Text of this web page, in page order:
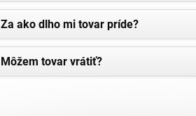
Za ako dlho mi tovar príde?
Môžem tovar vrátiť?